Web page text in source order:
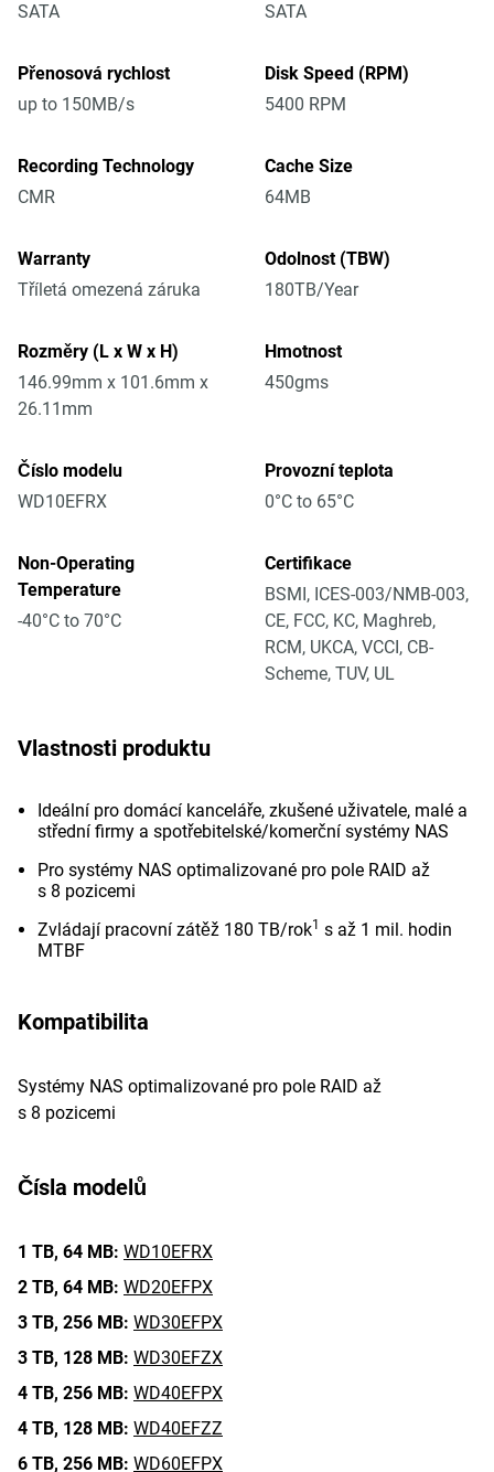
SATA
SATA
Přenosová rychlost
up to 150MB/s
Disk Speed (RPM)
5400 RPM
Recording Technology
CMR
Cache Size
64MB
Warranty
Tříletá omezená záruka
Odolnost (TBW)
180TB/Year
Rozměry (L x W x H)
146.99mm x 101.6mm x
26.11mm
Hmotnost
450gms
Číslo modelu
WD10EFRX
Provozní teplota
0°C to 65°C
Non-Operating
Temperature
-40°C to 70°C
Certifikace
BSMI, ICES-003/NMB-003,
CE, FCC, KC, Maghreb,
RCM, UKCA, VCCI, CB-
Scheme, TUV, UL
Vlastnosti produktu
Ideální pro domácí kanceláře, zkušené uživatele, malé a
střední firmy a spotřebitelské/komerční systémy NAS
Pro systémy NAS optimalizované pro pole RAID až
s 8 pozicemi
Zvládají pracovní zátěž 180 TB/rok1 s až 1 mil. hodin
MTBF
Kompatibilita
Systémy NAS optimalizované pro pole RAID až
s 8 pozicemi
Čísla modelů
1 TB, 64 MB: WD10EFRX
2 TB, 64 MB: WD20EFPX
3 TB, 256 MB: WD30EFPX
3 TB, 128 MB: WD30EFZX
4 TB, 256 MB: WD40EFPX
4 TB, 128 MB: WD40EFZZ
6 TB, 256 MB: WD60EFPX